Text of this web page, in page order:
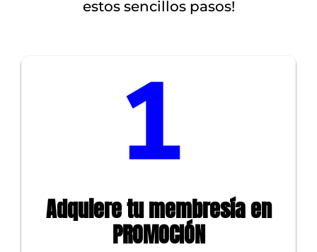
estos sencillos pasos!
Adquiere tu membresía en
PROMOCIÓN